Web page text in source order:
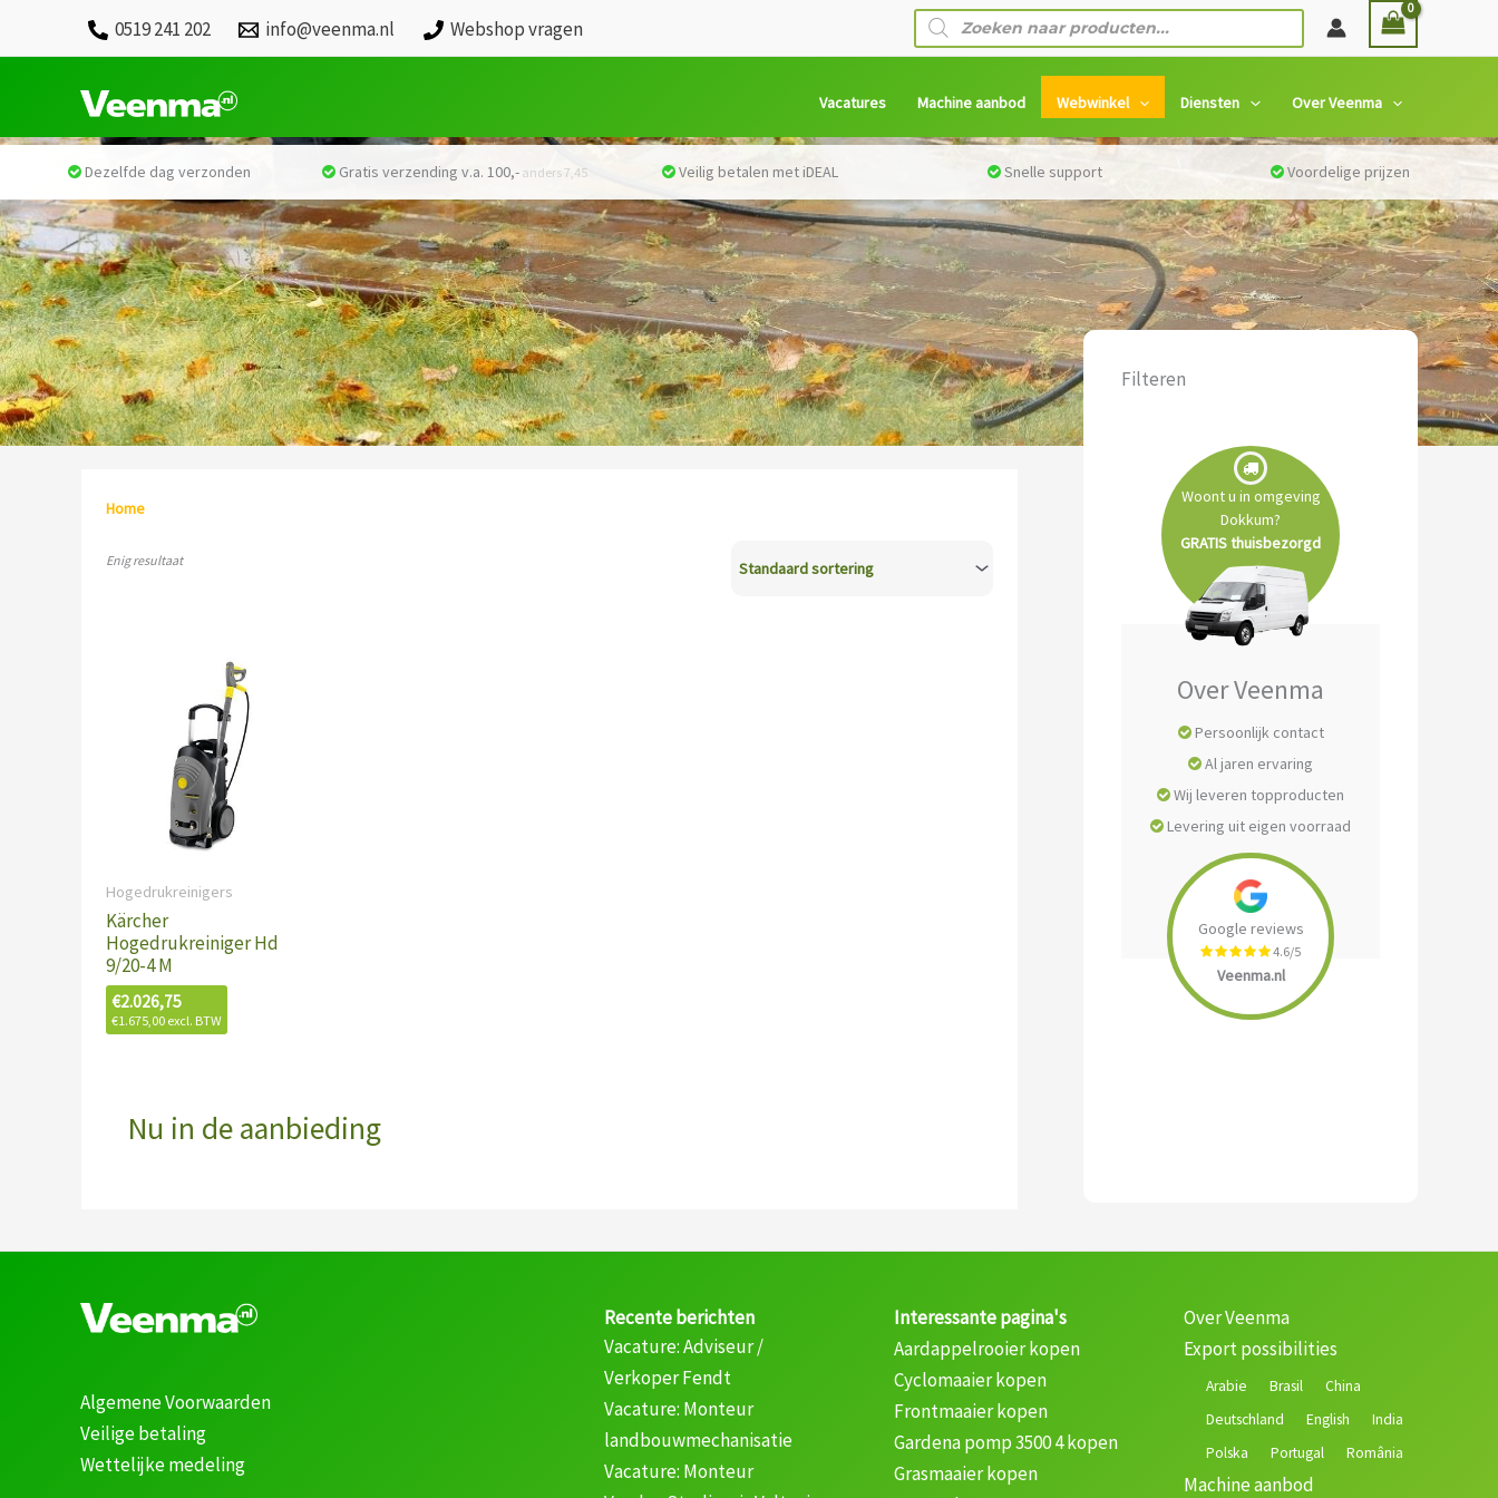
0519 241 202 info@veenma.nl Webshop vragen
Producten
zoeken
Vacatures Machine aanbod Webwinkel Diensten Over Veenma
Home/ Karcher
Enig resultaat
Hogedrukreinigers
Kärcher
Hogedrukreiniger Hd
9/20-4 M
€2.026,75
€1.675,00excl. BTW
Nu in de aanbieding
Filteren
Woont u in omgeving
Dokkum?
GRATIS thuisbezorgd
Over Veenma
Persoonlijk contact
Al jaren ervaring
Wij leveren topproducten
Levering uit eigen voorraad
Google reviews
4.6/5
Veenma.nl
Algemene Voorwaarden
Veilige betaling
Wettelijke medeling
Recente berichten
Vacature: Adviseur /
Verkoper Fendt
Vacature: Monteur
landbouwmechanisatie
Vacature: Monteur
Interessante pagina's
Aardappelrooier kopen
Cyclomaaier kopen
Frontmaaier kopen
Gardena pomp 3500 4 kopen
Grasmaaier kopen
Over Veenma
Export possibilities
Arabie Brasil
China
Deutschland
English
India
Polska
Portugal România
Machine aanbod
Dezelfde dag verzonden Gratis verzending v.a. 100,-anders 7,45 Veilig betalen met iDEAL Snelle support Voordelige prijzen